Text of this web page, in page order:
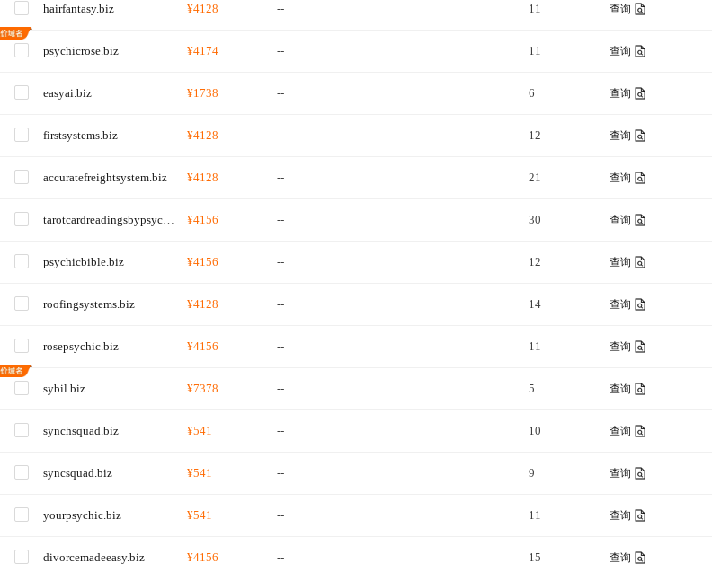
hairfantasy.biz ¥4128 -- 11 查询
psychicrose.biz ¥4174 -- 11 查询
easyai.biz ¥1738 -- 6 查询
firstsystems.biz ¥4128 -- 12 查询
accuratefreightsystem.biz ¥4128 -- 21 查询
¥4156 -- 30 查询
psychicbible.biz ¥4156 -- 12 查询
roofingsystems.biz ¥4128 -- 14 查询
rosepsychic.biz ¥4156 -- 11 查询
sybil.biz ¥7378 -- 5 查询
synchsquad.biz ¥541 -- 10 查询
syncsquad.biz ¥541 -- 9 查询
yourpsychic.biz ¥541 -- 11 查询
divorcemadeeasy.biz ¥4156 -- 15 查询